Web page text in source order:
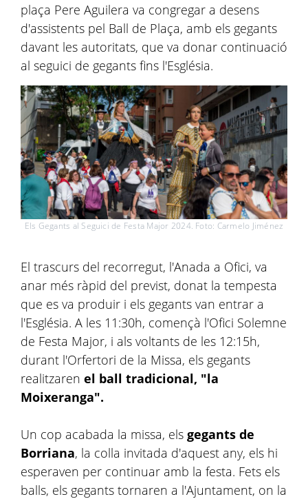
plaça Pere Aguilera va congregar a desens
d'assistents pel Ball de Plaça, amb els gegants
davant les autoritats, que va donar continuació
al seguici de gegants fins l'Església.
Els Gegants al Seguici de Festa Major 2024. Foto: Carmelo Jiménez
El trascurs del recorregut, l'Anada a Ofici, va
anar més ràpid del previst, donat la tempesta
que es va produir i els gegants van entrar a
l'Església. A les 11:30h, començà l'Ofici Solemne
de Festa Major, i als voltants de les 12:15h,
durant l'Orfertori de la Missa, els gegants
realitzaren el ball tradicional, "la
Moixeranga".
Un cop acabada la missa, els gegants de
Borriana, la colla invitada d'aquest any, els hi
esperaven per continuar amb la festa. Fets els
balls, els gegants tornaren a l'Ajuntament, on la